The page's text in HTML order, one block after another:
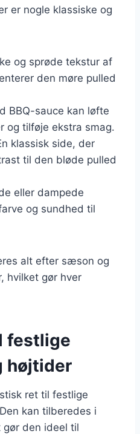
er nogle klassiske og
og sprøde tekstur af
den møre pulled
BBQ-sauce kan løfte
og tilføje ekstra smag.
klassisk side, der
til den bløde pulled
eller dampede
og sundhed til
alt efter sæson og
hvilket gør hver
festlige
højtider
ret til festlige
kan tilberedes i
den ideel til